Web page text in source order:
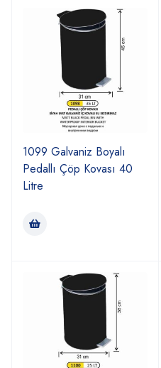
1099 Galvaniz Boyalı
Pedallı Çöp Kovası 40
Litre